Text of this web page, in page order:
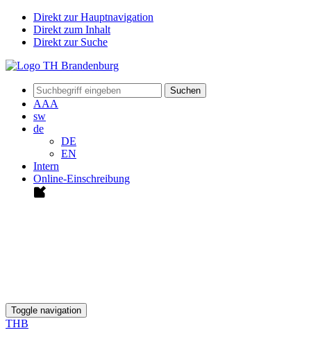
Direkt zur Hauptnavigation
Direkt zum Inhalt
Direkt zur Suche
Suchen
AAA
sw
de
DE
EN
Intern
Online-Einschreibung
Toggle navigation
THB